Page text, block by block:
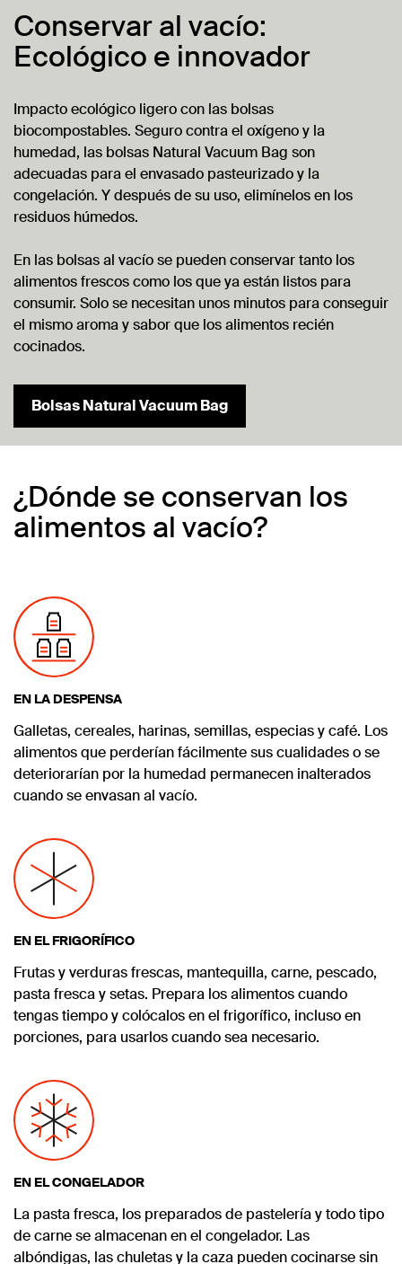
Conservar al vacío:
Ecológico e innovador
Impacto ecológico ligero con las bolsas
biocompostables. Seguro contra el oxígeno y la
humedad, las bolsas Natural Vacuum Bag son
adecuadas para el envasado pasteurizado y la
congelación. Y después de su uso, elimínelos en los
residuos húmedos.
En las bolsas al vacío se pueden conservar tanto los
alimentos frescos como los que ya están listos para
consumir. Solo se necesitan unos minutos para conseguir
el mismo aroma y sabor que los alimentos recién
cocinados.
Bolsas Natural Vacuum Bag
¿Dónde se conservan los
alimentos al vacío?
EN LA DESPENSA
Galletas, cereales, harinas, semillas, especias y café. Los
alimentos que perderían fácilmente sus cualidades o se
deteriorarían por la humedad permanecen inalterados
cuando se envasan al vacío.
EN EL FRIGORÍFICO
Frutas y verduras frescas, mantequilla, carne, pescado,
pasta fresca y setas. Prepara los alimentos cuando
tengas tiempo y colócalos en el frigorífico, incluso en
porciones, para usarlos cuando sea necesario.
EN EL CONGELADOR
La pasta fresca, los preparados de pastelería y todo tipo
de carne se almacenan en el congelador. Las
albóndigas, las chuletas y la caza pueden cocinarse sin